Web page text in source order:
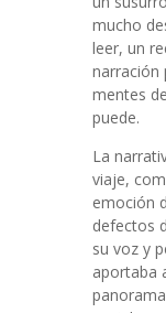
mucho
leer, un
narración
mentes
puede.
La
viaje,
emoción
defectos
su voz y
aportaba